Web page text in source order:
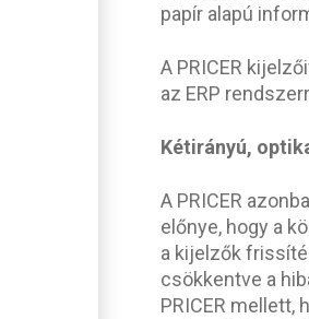
papír alapú
A PRICER
az ERP
Kétirányú,
A PRICER
előnye, hogy a
a kijelzők
csökkentve a
PRICER mellett,